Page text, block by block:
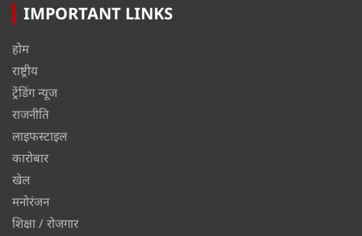
IMPORTANT LINKS
होम
राष्ट्रीय
ट्रेंडिंग न्यूज
राजनीति
लाइफस्टाइल
कारोबार
खेल
मनोरंजन
शिक्षा / रोजगार